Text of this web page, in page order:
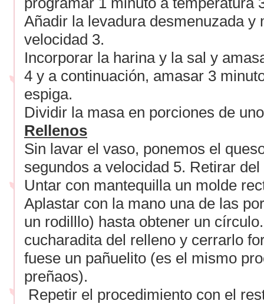
Añadir la levadura desmenuzada y
velocidad 3.
Incorporar la harina y la sal y
4 y a continuación, amasar 3
espiga.
Dividir la masa en porciones de
Rellenos
Sin lavar el vaso, ponemos el
segundos a velocidad 5. Retirar
Untar con mantequilla un molde
Aplastar con la mano una de las
un rodilllo) hasta obtener un
cucharadita del relleno y cerrarlo
fuese un pañuelito (es el mismo
preñaos).
Repetir el procedimiento con el